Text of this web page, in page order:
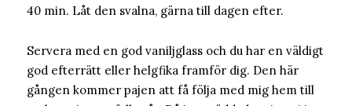
40 min. Låt den svalna, gärna till dagen efter.
Servera med en god vaniljglass och du har en väldigt
god efterrätt eller helgfika framför dig. Den här
gången kommer pajen att få följa med mig hem till